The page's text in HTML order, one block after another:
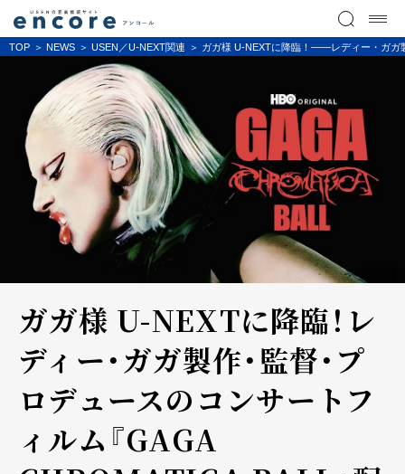
TOP NEWS USEN／U-NEXT関連 ガガ様 U-NEXTに降臨！――レディー・ガガ
ガガ様 U-NEXTに降臨！――レ
ディー・ガガ製作・監督・プ
ロデュースのコンサートフ
ィルム『GAGA